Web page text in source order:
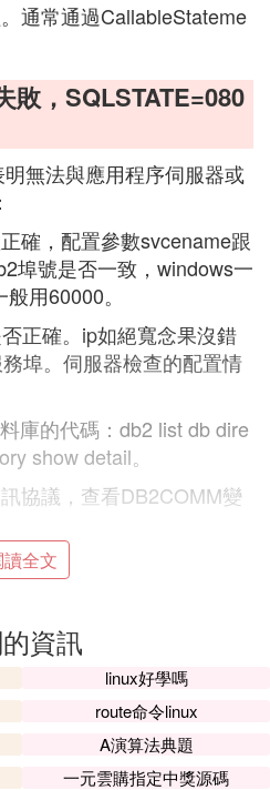
通常通過CallableStateme
敗，SQLSTATE=080
無法與應用程序伺服器或
確，配置參數svcename跟
埠號是否一致，windows一
般用60000。
正確。ip如絕寬念果沒錯
埠。伺服器檢查的配置情
庫的代碼：db2 list db dire
show detail。
協議，查看DB2COMM變
配置，查看SVCENAME
dbm cfg。
中，有無與上面對應SVC
50000/tcp。
監聽，可以用netstat -an
狀態。
全文
資訊
linux好學嗎
route命令linux
A演算法典題
一元雲購指定中獎源碼